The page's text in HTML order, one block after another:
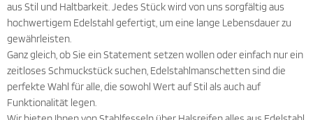
aus Stil und Haltbarkeit. Jedes Stück wird von uns sorgfältig aus
hochwertigem Edelstahl gefertigt, um eine lange Lebensdauer zu
gewährleisten.
Ganz gleich, ob Sie ein Statement setzen wollen oder einfach nur ein
zeitloses Schmuckstück suchen, Edelstahlmanschetten sind die
perfekte Wahl für alle, die sowohl Wert auf Stil als auch auf
Funktionalität legen.